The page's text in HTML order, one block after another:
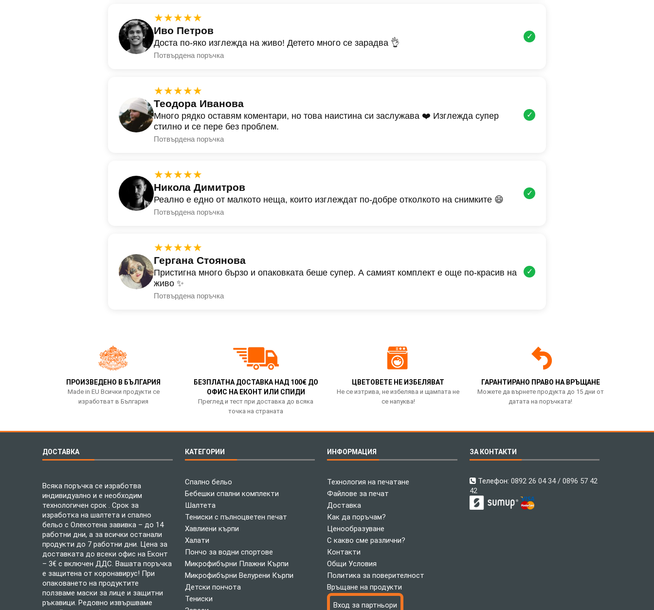
★★★★★
Иво Петров
Доста по-яко изглежда на живо! Детето много се зарадва 👌
Потвърдена поръчка
✓
★★★★★
Теодора Иванова
Много рядко оставям коментари, но това наистина си заслужава ❤️ Изглежда супер
стилно и се пере без проблем.
Потвърдена поръчка
✓
★★★★★
Никола Димитров
Реално е едно от малкото неща, които изглеждат по-добре отколкото на снимките 😄
Потвърдена поръчка
✓
★★★★★
Гергана Стоянова
Пристигна много бързо и опаковката беше супер. А самият комплект е още по-красив на
живо ✨
Потвърдена поръчка
✓
ПРОИЗВЕДЕНО В БЪЛГАРИЯ
Made in EU Всички продукти се
изработват в България
БЕЗПЛАТНА ДОСТАВКА НАД 100€ ДО
ОФИС НА ЕКОНТ ИЛИ СПИДИ
Преглед и тест при доставка до всяка
точка на страната
ЦВЕТОВЕТЕ НЕ ИЗБЕЛЯВАТ
Не се изтрива, не избелява и щампата не
се напуква!
ГАРАНТИРАНО ПРАВО НА ВРЪЩАНЕ
Можете да върнете продукта до 15 дни от
датата на поръчката!
ДОСТАВКА
Всяка поръчка се изработва
индивидуално и е необходим
технологичен срок . Срок за
изработка на шалтета и спално
бельо с Олекотена завивка – до 14
работни дни, а за всички останали
продукти до 7 работни дни. Цена за
доставката до всеки офис на Еконт
– 3€ с включен ДДС. Вашата поръчка
е защитена от коронавирус! При
опаковането на продуктите
ползваме маски за лице и защитни
ръкавици. Редовно извършваме
КАТЕГОРИИ
Спално бельо
Бебешки спални комплекти
Шалтета
Тениски с пълноцветен печат
Хавлиени кърпи
Халати
Пончо за водни спортове
Микрофибърни Плажни Кърпи
Микрофибърни Велурени Кърпи
Детски пончота
Тениски
ИНФОРМАЦИЯ
Технология на печатане
Файлове за печат
Доставка
Как да поръчам?
Ценообразуване
С какво сме различни?
Контакти
Общи Условия
Политика за поверителност
Връщане на продукти
Вход за партньори
ЗА КОНТАКТИ
Телефон: 0892 26 04 34 / 0896 57 42
42